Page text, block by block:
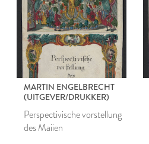
MARTIN ENGELBRECHT
(UITGEVER/DRUKKER)
Perspectivische vorstellung
des Maiien